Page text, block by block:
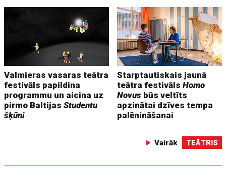
Valmieras vasaras teātra
festivāls papildina
programmu un aicina uz
pirmo BaltijasStudentu
šķūni
Starptautiskais jaunā
teātra festivālsHomo
Novus būs veltīts
apzinātai dzīves tempa
palēnināšanai
Vairāk TEĀTRIS